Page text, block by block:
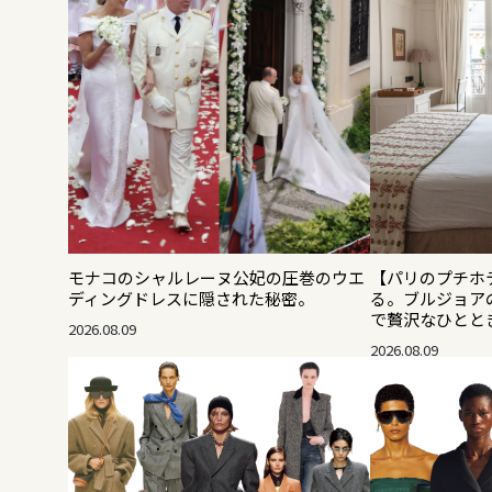
モナコのシャルレーヌ公妃の圧巻のウエ
ディングドレスに隠された秘密。
2026.08.09
【パリのプチ
る。ブルジョ
で贅沢なひとと
2026.08.09